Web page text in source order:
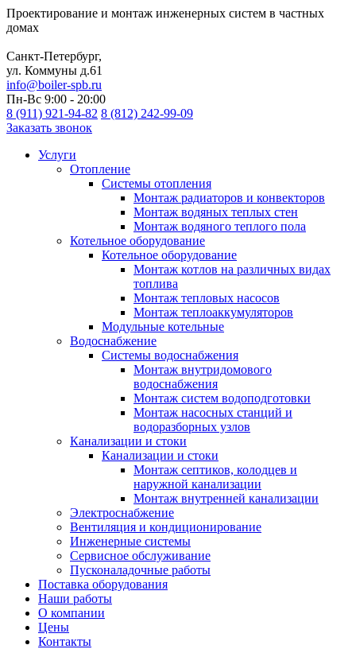
Проектирование и монтаж инженерных систем в частных
домах
Санкт-Петербург,
ул. Коммуны д.61
info@boiler-spb.ru
Пн-Вс 9:00 - 20:00
8 (911) 921-94-82 8 (812) 242-99-09
Заказать звонок
Услуги
Отопление
Cистемы отопления
Монтаж радиаторов и конвекторов
Монтаж водяных теплых стен
Монтаж водяного теплого пола
Котельное оборудование
Котельное оборудование
Монтаж котлов на различных видах
топлива
Монтаж тепловых насосов
Монтаж теплоаккумуляторов
Модульные котельные
Водоснабжение
Системы водоснабжения
Монтаж внутридомового
водоснабжения
Монтаж систем водоподготовки
Монтаж насосных станций и
водоразборных узлов
Канализации и стоки
Канализации и стоки
Монтаж септиков, колодцев и
наружной канализации
Монтаж внутренней канализации
Электроснабжение
Вентиляция и кондиционирование
Инженерные системы
Сервисное обслуживание
Пусконаладочные работы
Поставка оборудования
Наши работы
О компании
Цены
Контакты